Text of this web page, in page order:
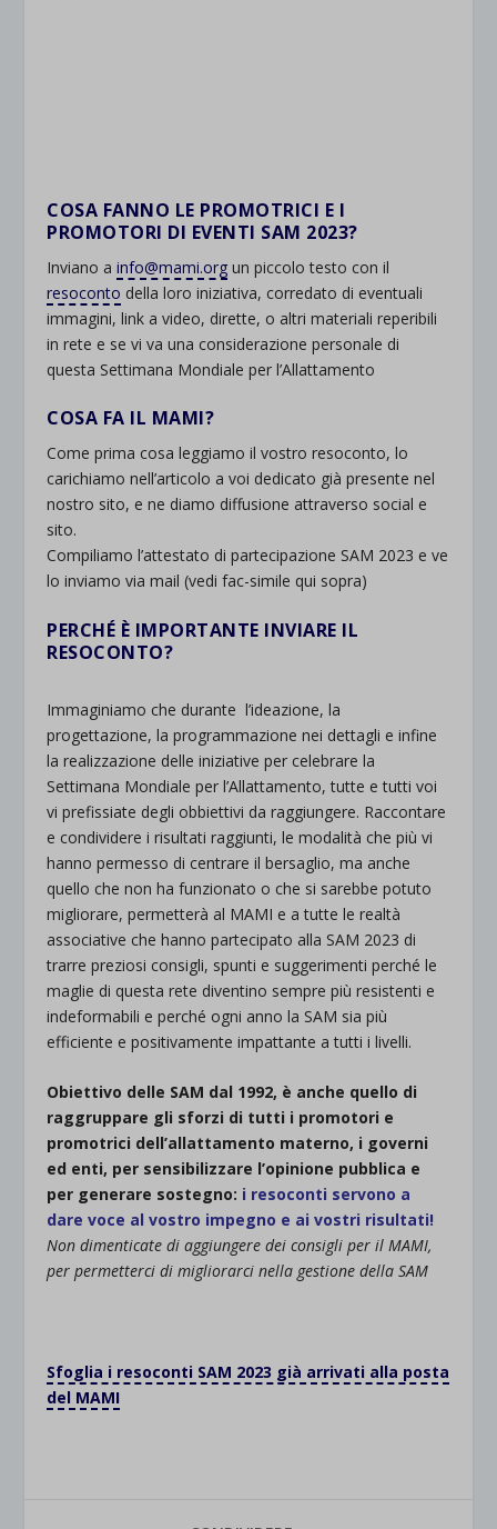
COSA FANNO LE PROMOTRICI E I
PROMOTORI DI EVENTI SAM 2023?
Inviano ainfo@mami.org un piccolo testo con il
resoconto della loro iniziativa, corredato di eventuali
immagini, link a video, dirette, o altri materiali reperibili
in rete e se vi va una considerazione personale di
questa Settimana Mondiale per l’Allattamento
COSA FA IL MAMI?
Come prima cosa leggiamo il vostro resoconto, lo
carichiamo nell’articolo a voi dedicato già presente nel
nostro sito, e ne diamo diffusione attraverso social e
sito.
Compiliamo l’attestato di partecipazione SAM 2023 e ve
lo inviamo via mail (vedi fac-simile qui sopra)
PERCHÉ È IMPORTANTE INVIARE IL
RESOCONTO?
Immaginiamo che durante l’ideazione, la
progettazione, la programmazione nei dettagli e infine
la realizzazione delle iniziative per celebrare la
Settimana Mondiale per l’Allattamento, tutte e tutti voi
vi prefissiate degli obbiettivi da raggiungere. Raccontare
e condividere i risultati raggiunti, le modalità che più vi
hanno permesso di centrare il bersaglio, ma anche
quello che non ha funzionato o che si sarebbe potuto
migliorare, permetterà al MAMI e a tutte le realtà
associative che hanno partecipato alla SAM 2023 di
trarre preziosi consigli, spunti e suggerimenti perché le
maglie di questa rete diventino sempre più resistenti e
indeformabili e perché ogni anno la SAM sia più
efficiente e positivamente impattante a tutti i livelli.
Obiettivo delle SAM dal 1992, è anche quello di
raggruppare gli sforzi di tutti i promotori e
promotrici dell’allattamento materno, i governi
ed enti, per sensibilizzare l’opinione pubblica e
per generare sostegno: i resoconti servono a
dare voce al vostro impegno e ai vostri risultati!
Non dimenticate di aggiungere dei consigli per il MAMI,
per permetterci di migliorarci nella gestione della SAM
Sfoglia i resoconti SAM 2023 già arrivati alla posta
del MAMI